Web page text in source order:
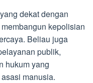
dekat dengan
kepolisian
Beliau juga
publik,
hukum yang
manusia.